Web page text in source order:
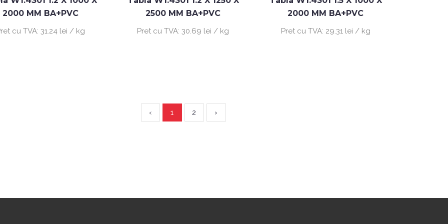
2000 MM BA+PVC
cu TVA: 31.24 lei / kg
2500 MM BA+PVC
Pret cu TVA: 30.69 lei / kg
2000 MM BA+PVC
Pret cu TVA: 29.31 lei / kg
‹ 1 2 ›